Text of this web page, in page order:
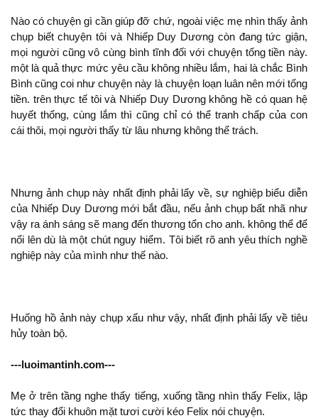
Nào có chuyện gì cần giúp đỡ chứ, ngoài việc mẹ nhìn thấy ảnh
chụp biết chuyện tôi và Nhiếp Duy Dương còn
tức giận,
mọi người cũng vô cùng bình tĩnh đối với chuyện tống tiền này.
là quả thực mức
cầu
nhiều lắm, hai là chắc Bình
Bình cũng coi như chuyện này là chuyện loạn luân nên mới tống
tiền.
thực tế tôi và Nhiếp Duy Dương
hề có quan hệ
huyết thống, cùng lắm
cũng chỉ có thể tranh chấp của con
cái thôi, mọi người thấy từ lâu nhưng
thể trách.
Nhưng ảnh chụp này nhất định phải lấy về,
nghiệp biểu diễn
của Nhiếp Duy Dương mới bắt đầu, nếu ảnh chụp bất nhã như
vậy ra ánh sáng
mang đến thương tổn cho .
thể để
nổi lên dù là
chút nguy hiểm. Tôi biết
thích nghề
nghiệp này của mình như thế nào.
Huống hồ ảnh này chụp xấu như vậy, nhất định phải lấy về tiêu
hủy toàn bộ.
---luoimantinh.com---
Mẹ ở
tầng nghe thấy tiếng, xuống tầng nhìn thấy Felix, lập
tức thay đổi khuôn mặt tươi cười kéo Felix
chuyện.